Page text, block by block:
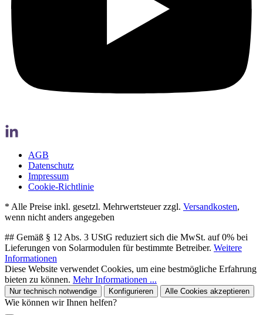
AGB
Datenschutz
Impressum
Cookie-Richtlinie
* Alle Preise inkl. gesetzl. Mehrwertsteuer zzgl. Versandkosten,
wenn nicht anders angegeben
## Gemäß § 12 Abs. 3 UStG reduziert sich die MwSt. auf 0% bei
Lieferungen von Solarmodulen für bestimmte Betreiber. Weitere
Informationen
Diese Website verwendet Cookies, um eine bestmögliche Erfahrung
bieten zu können. Mehr Informationen ...
Nur technisch notwendige Konfigurieren Alle Cookies akzeptieren
Wie können wir Ihnen helfen?